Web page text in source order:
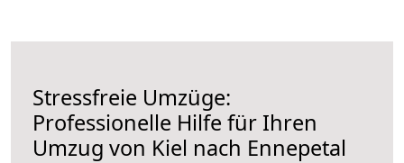
Stressfreie Umzüge:
Professionelle Hilfe für Ihren
Umzug von Kiel nach Ennepetal